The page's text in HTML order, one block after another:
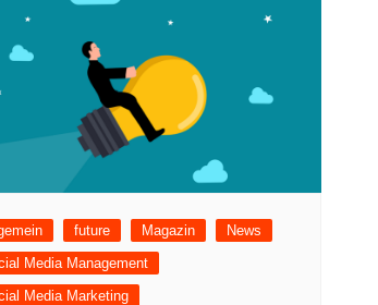
future Magazin
News
Media Management
Media Marketing